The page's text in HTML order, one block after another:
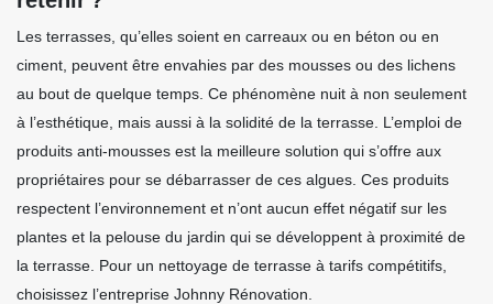
Les terrasses, qu’elles soient en carreaux ou en béton ou en
ciment, peuvent être envahies par des mousses ou des lichens
au bout de quelque temps. Ce phénomène nuit à non seulement
à l’esthétique, mais aussi à la solidité de la terrasse. L’emploi de
produits anti-mousses est la meilleure solution qui s’offre aux
propriétaires pour se débarrasser de ces algues. Ces produits
respectent l’environnement et n’ont aucun effet négatif sur les
plantes et la pelouse du jardin qui se développent à proximité de
la terrasse. Pour un nettoyage de terrasse à tarifs compétitifs,
choisissez l’entreprise Johnny Rénovation.